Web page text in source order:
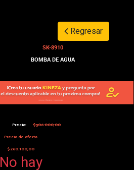
Regresar
SK-8910
BOMBA DE AGUA
Precio:
$306.000,00
Precio de oferta
$260.100,00
No hay